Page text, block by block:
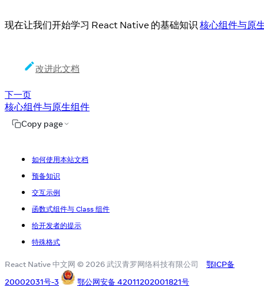
现在让我们开始学习 React Native 的基础知识 核心组件与原
改进此文档
下一页
核心组件与原生组件
Copy page
如何使用本站文档
预备知识
交互示例
函数式组件与 Class 组件
给开发者的提示
特殊格式
React Native 中文网 © 2026 武汉青罗网络科技有限公司
鄂ICP备
20002031号-3
鄂公网安备 42011202001821号